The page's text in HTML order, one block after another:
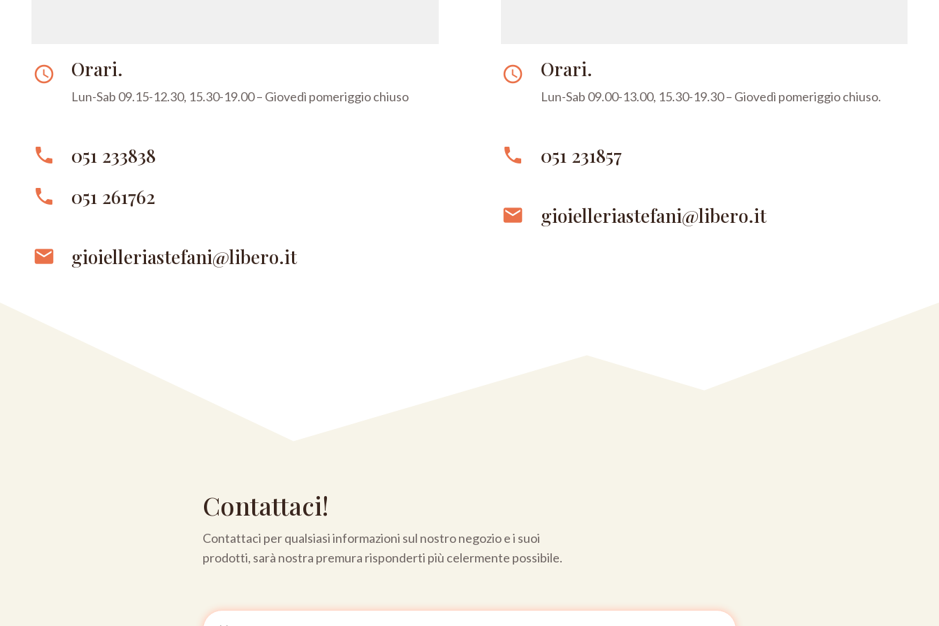
access_time Orari.
Lun-Sab 09.15-12.30, 15.30-19.00 – Giovedì pomeriggio chiuso
phone 051 233838
phone 051 261762
email gioielleriastefani@libero.it
access_time Orari.
Lun-Sab 09.00-13.00, 15.30-19.30 – Giovedì pomeriggio chiuso.
phone 051 231857
email gioielleriastefani@libero.it
Contattaci!
Contattaci per qualsiasi informazioni sul nostro negozio e i suoi
prodotti, sarà nostra premura risponderti più celermente possibile.